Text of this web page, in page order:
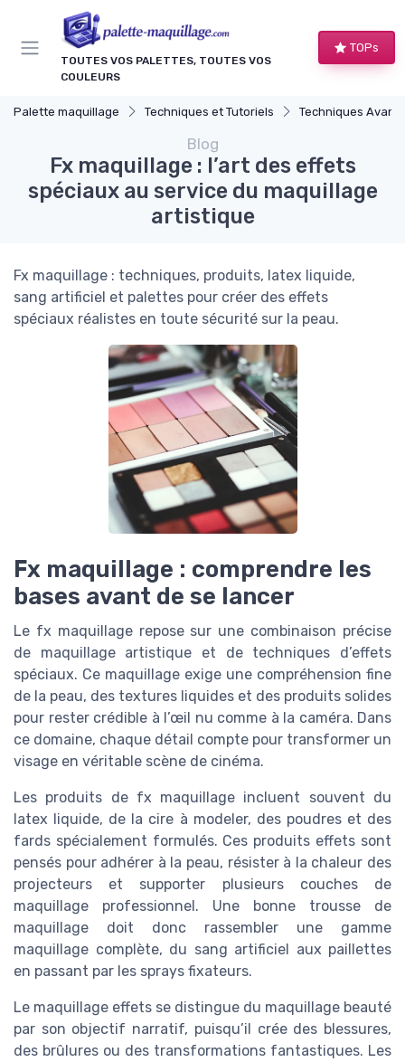
TOUTES VOS PALETTES, TOUTES VOS
COULEURS
TOPs
Palette maquillage Techniques et Tutoriels Techniques Avancées et
Blog
Fx maquillage : l’art des effets
spéciaux au service du maquillage
artistique
Fx maquillage : techniques, produits, latex liquide,
sang artificiel et palettes pour créer des effets
spéciaux réalistes en toute sécurité sur la peau.
Fx maquillage : comprendre les
bases avant de se lancer
Le fx maquillage repose sur une combinaison précise
de maquillage artistique et de techniques d’effets
spéciaux. Ce maquillage exige une compréhension fine
de la peau, des textures liquides et des produits solides
pour rester crédible à l’œil nu comme à la caméra. Dans
ce domaine, chaque détail compte pour transformer un
visage en véritable scène de cinéma.
Les produits de fx maquillage incluent souvent du
latex liquide, de la cire à modeler, des poudres et des
fards spécialement formulés. Ces produits effets sont
pensés pour adhérer à la peau, résister à la chaleur des
projecteurs et supporter plusieurs couches de
maquillage professionnel. Une bonne trousse de
maquillage doit donc rassembler une gamme
maquillage complète, du sang artificiel aux paillettes
en passant par les sprays fixateurs.
Le maquillage effets se distingue du maquillage beauté
par son objectif narratif, puisqu’il crée des blessures,
des brûlures ou des transformations fantastiques. Les
Panneau de gestion des cookies